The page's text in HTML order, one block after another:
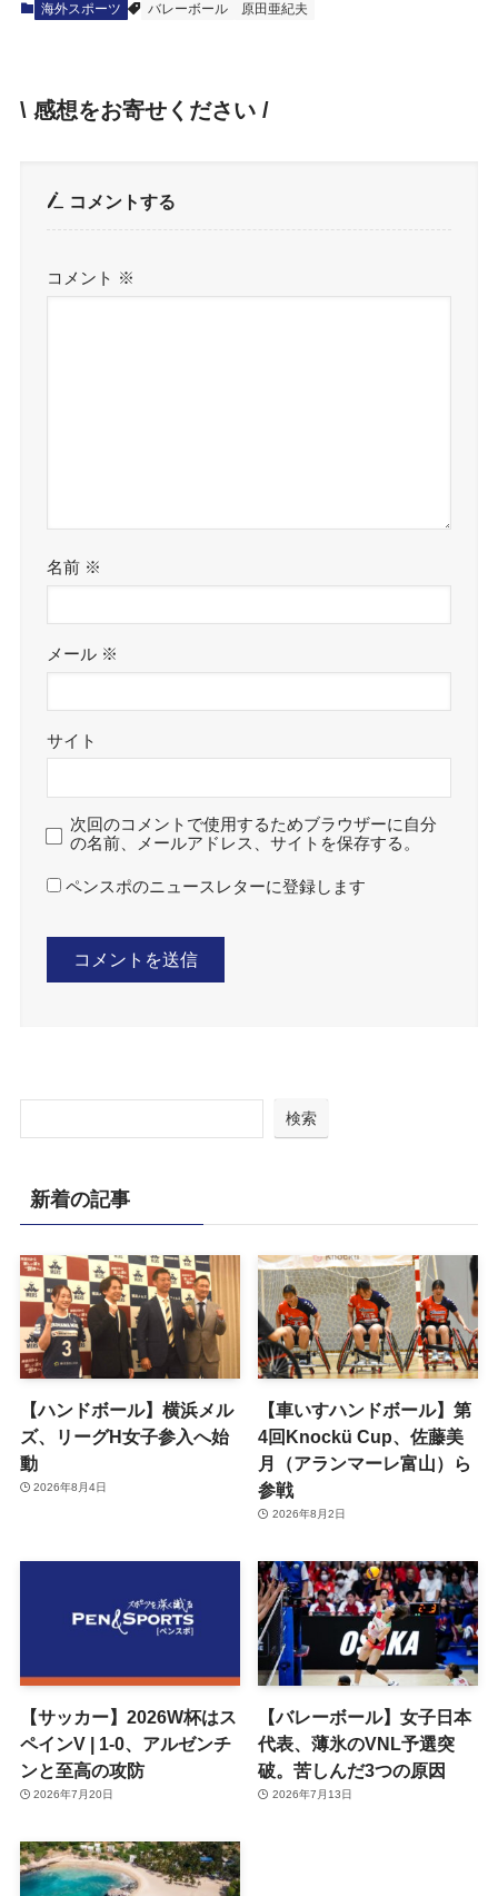
海外スポーツ バレーボール 原田亜紀夫
\ 感想をお寄せください /
コメントする
コメント ※
名前 ※
メール ※
サイト
次回のコメントで使用するためブラウザーに自分
の名前、メールアドレス、サイトを保存する。
ペンスポのニュースレターに登録します
検索
新着の記事
【ハンドボール】横浜メル
ズ、リーグH女子参入へ始
動
2026年8月4日
【車いすハンドボール】第
4回Knockü Cup、佐藤美
月（アランマーレ富山）ら
参戦
2026年8月2日
【サッカー】2026W杯はス
ペインV | 1-0、アルゼンチ
ンと至高の攻防
2026年7月20日
【バレーボール】女子日本
代表、薄氷のVNL予選突
破。苦しんだ3つの原因
2026年7月13日